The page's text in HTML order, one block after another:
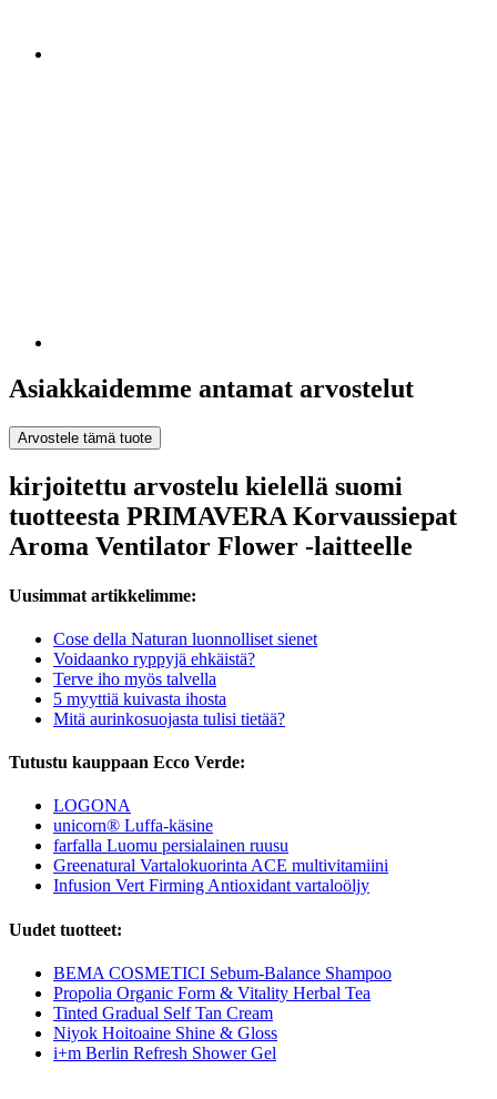
Asiakkaidemme antamat arvostelut
Arvostele tämä tuote
kirjoitettu arvostelu kielellä suomi
tuotteesta PRIMAVERA Korvaussiepat
Aroma Ventilator Flower -laitteelle
Uusimmat artikkelimme:
Cose della Naturan luonnolliset sienet
Voidaanko ryppyjä ehkäistä?
Terve iho myös talvella
5 myyttiä kuivasta ihosta
Mitä aurinkosuojasta tulisi tietää?
Tutustu kauppaan Ecco Verde:
LOGONA
unicorn® Luffa-käsine
farfalla Luomu persialainen ruusu
Greenatural Vartalokuorinta ACE multivitamiini
Infusion Vert Firming Antioxidant vartaloöljy
Uudet tuotteet:
BEMA COSMETICI Sebum-Balance Shampoo
Propolia Organic Form & Vitality Herbal Tea
Tinted Gradual Self Tan Cream
Niyok Hoitoaine Shine & Gloss
i+m Berlin Refresh Shower Gel